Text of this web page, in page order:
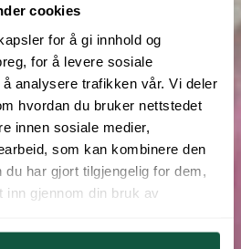
cookies
for å gi innhold og
for å levere sosiale
analysere trafikken vår. Vi deler
hvordan du bruker nettstedet
innen sosiale medier,
som kan kombinere den
har gjort tilgjengelig for dem,
inn gjennom din bruk av